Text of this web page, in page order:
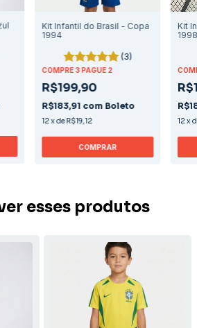
Kit Infantil do Brasil - Copa
1994
(3)
COMPRE 3 PAGUE 2
R$199,90
R$183,91 com Boleto
12xde R$19,12
COMPRAR
Kit
12 x
esses produtos